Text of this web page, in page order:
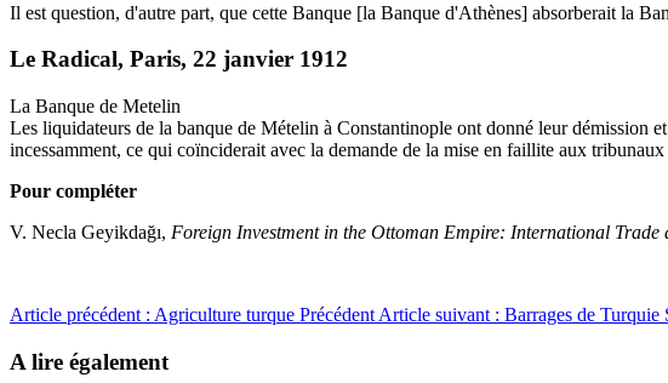
Il est question, d'autre part, que cette Banque [la Banque d'Athènes] absorberait la
Le Radical, Paris, 22 janvier 1912
La Banque de Metelin
Les liquidateurs de la banque de Mételin à Constantinople ont donné leur démission
incessamment, ce qui coïnciderait avec la demande de la mise en faillite aux
Pour compléter
V. Necla Geyikdağı, Foreign Investment in the Ottoman Empire: International Trade
Article précédent : Agriculture turque Précédent Article suivant : Barrages de Turquie
A lire également